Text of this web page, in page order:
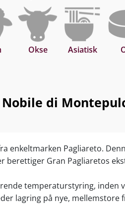
Okse Asiatisk
di
enkeltmarken Pagliareto.
Gran Pagliaretos
temperaturstyring, inden
lagring på nye, mellemstore